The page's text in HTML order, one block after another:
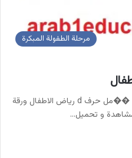
مرحلة الطفولة المبكرة
ورقة عمل حرف d رياض الاطفال ورقة ��مل حرف d رياض الاطفال ورقة